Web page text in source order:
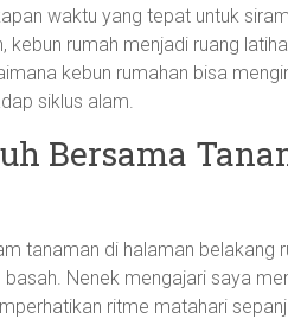
waktu yang tepat untuk
rumah menjadi ruang
kebun rumahan bisa
siklus alam.
Bersama
tanaman di halaman belakang
Nenek mengajari saya
ritme matahari